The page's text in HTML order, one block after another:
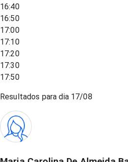
16:40
16:50
17:00
17:10
17:20
17:30
17:50
Resultados para dia 17/08